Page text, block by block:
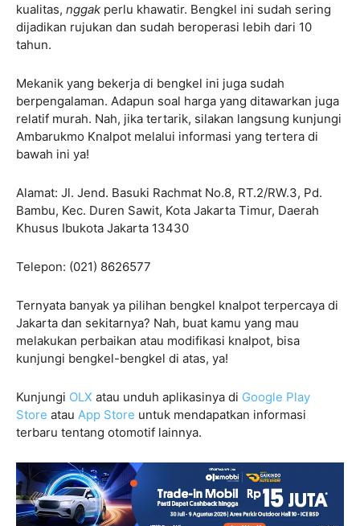
kualitas, nggak perlu khawatir. Bengkel ini sudah sering
dijadikan rujukan dan sudah beroperasi lebih dari 10
tahun.
Mekanik yang bekerja di bengkel ini juga sudah
berpengalaman. Adapun soal harga yang ditawarkan juga
relatif murah. Nah, jika tertarik, silakan langsung kunjungi
Ambarukmo Knalpot melalui informasi yang tertera di
bawah ini ya!
Alamat: Jl. Jend. Basuki Rachmat No.8, RT.2/RW.3, Pd.
Bambu, Kec. Duren Sawit, Kota Jakarta Timur, Daerah
Khusus Ibukota Jakarta 13430
Telepon: (021) 8626577
Ternyata banyak ya pilihan bengkel knalpot terpercaya di
Jakarta dan sekitarnya? Nah, buat kamu yang mau
melakukan perbaikan atau modifikasi knalpot, bisa
kunjungi bengkel-bengkel di atas, ya!
Kunjungi OLX atau unduh aplikasinya di Google Play
Store atau App Store untuk mendapatkan informasi
terbaru tentang otomotif lainnya.